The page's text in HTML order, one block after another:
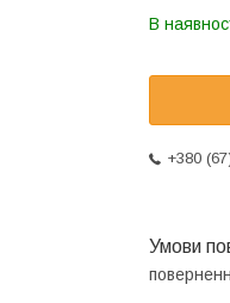
В
+380